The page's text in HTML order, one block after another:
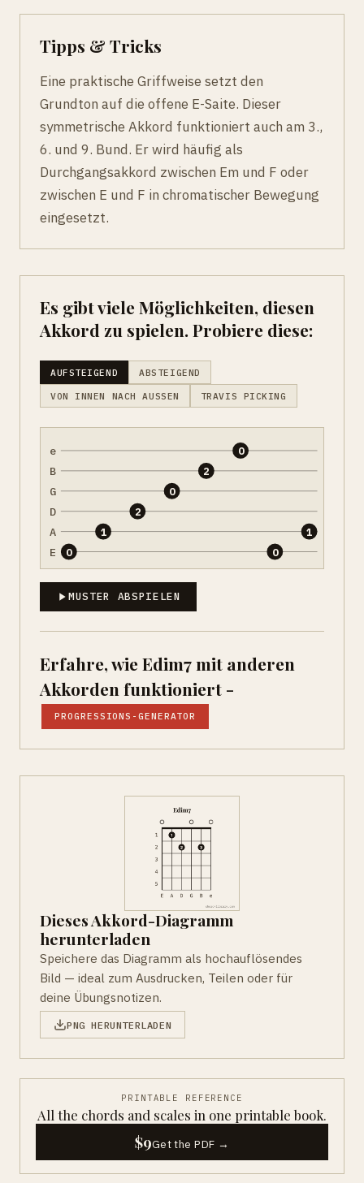
Tipps & Tricks
Eine praktische Griffweise setzt den
Grundton auf die offene E-Saite. Dieser
symmetrische Akkord funktioniert auch am 3.,
6. und 9. Bund. Er wird häufig als
Durchgangsakkord zwischen Em und F oder
zwischen E und F in chromatischer Bewegung
eingesetzt.
Es gibt viele Möglichkeiten, diesen
Akkord zu spielen. Probiere diese:
AUFSTEIGEND ABSTEIGEND
VON INNEN NACH AUSSEN TRAVIS PICKING
e
B
G
D
A
E 0
1
2
0
2
0
0
1
MUSTER ABSPIELEN
Erfahre, wie Edim7 mit anderen
Akkorden funktioniert -
PROGRESSIONS-GENERATOR
Dieses Akkord-Diagramm
herunterladen
Speichere das Diagramm als hochauflösendes
Bild — ideal zum Ausdrucken, Teilen oder für
deine Übungsnotizen.
PNG HERUNTERLADEN
PRINTABLE REFERENCE
All the chords and scales in one printable book.
$9Get the PDF →